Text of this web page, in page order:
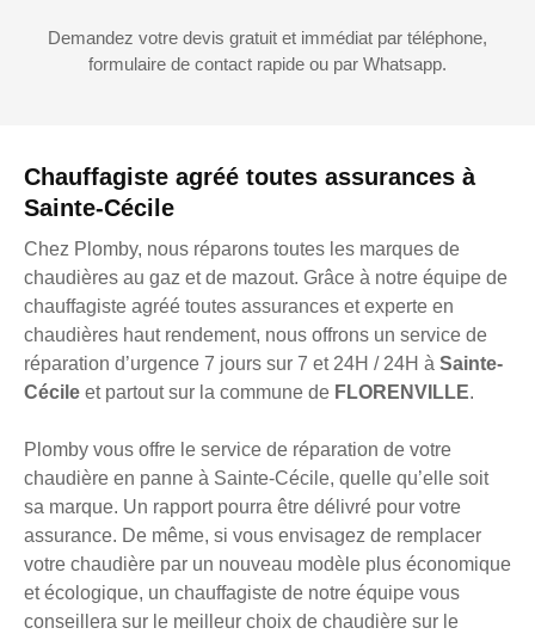
Chauffagiste agréé toutes assurances à
Sainte-Cécile
Chez Plomby, nous réparons toutes les marques de
chaudières au gaz et de mazout. Grâce à notre équipe de
chauffagiste agréé toutes assurances et experte en
chaudières haut rendement, nous offrons un service de
réparation d’urgence 7 jours sur 7 et 24H / 24H à Sainte-
Cécile et partout sur la commune de FLORENVILLE.
Plomby vous offre le service de réparation de votre
chaudière en panne à Sainte-Cécile, quelle qu’elle soit
sa marque. Un rapport pourra être délivré pour votre
assurance. De même, si vous envisagez de remplacer
votre chaudière par un nouveau modèle plus économique
et écologique, un chauffagiste de notre équipe vous
conseillera sur le meilleur choix de chaudière sur le
Demandez votre devis gratuit et immédiat par téléphone,
formulaire de contact rapide ou par Whatsapp.